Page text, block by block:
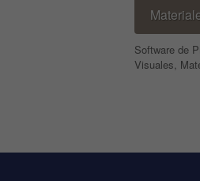
Software de
Visuales,